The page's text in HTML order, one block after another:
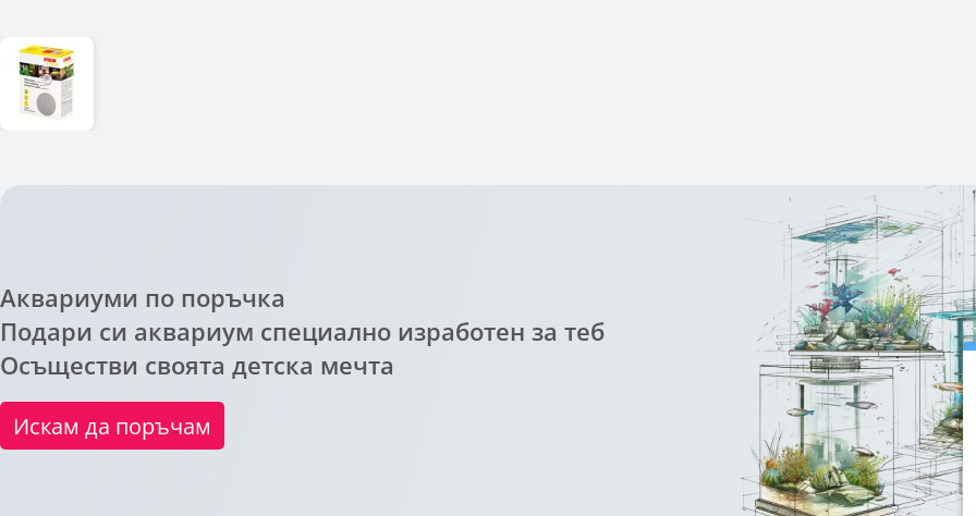
Аквариуми по поръчка
Подари си аквариум специално изработен за теб
Осъществи своята детска мечта
Искам да поръчам